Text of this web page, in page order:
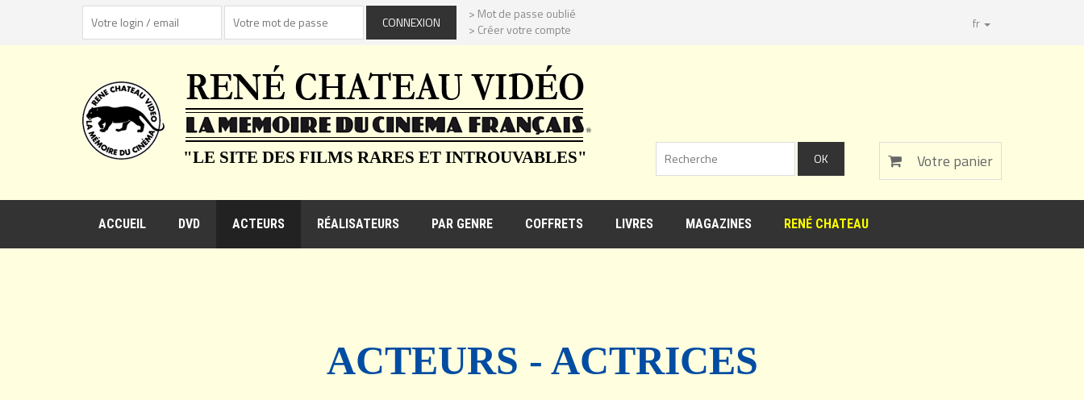
> Mot de passe oublié
> Créer votre compte
fr
"LE SITE DES FILMS RARES ET INTROUVABLES" Votre panier
ACCUEIL DVD ACTEURS RÉALISATEURS PAR GENRE COFFRETS LIVRES MAGAZINES RENÉ CHATEAU
ACTEURS - ACTRICES